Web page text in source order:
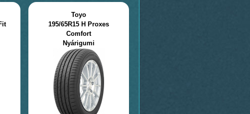
Toyo
195/65R15 H Proxes
Comfort
Nyárigumi